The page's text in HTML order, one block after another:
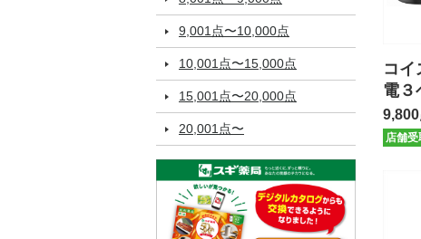
9,001点〜10,000点
10,001点〜15,000点
15,001点〜20,000点
20,001点〜
コ
電３
ー
9,800
店舗受